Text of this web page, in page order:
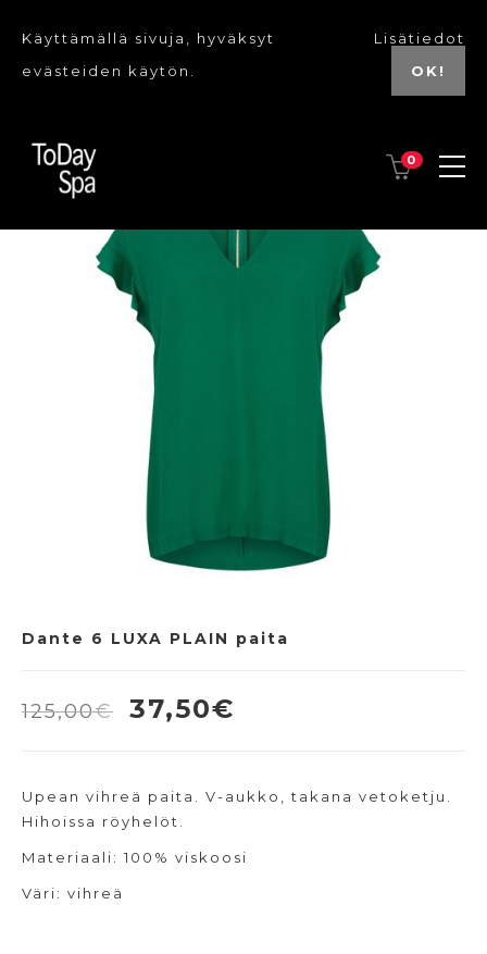
Käyttämällä sivuja, hyväksyt
evästeiden käytön.
Lisätiedot
OK!
0
Dante 6 LUXA PLAIN paita
125,00€
Alkuperäinen
125,00€.
37,50€
37,50€.
Upean vihreä paita. V-aukko, takana vetoketju.
Hihoissa röyhelöt.
Materiaali: 100% viskoosi
Väri: vihreä